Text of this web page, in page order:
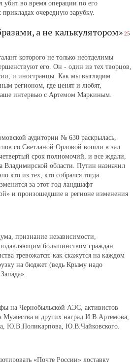
во время операции по его
очередную зарубку.
а не калькулятором» 25
которого не только неотделимы
его. Он ‑ один из тех творцов,
и иностранцы. Как мы выглядим
регионом, где ценят и любят,
интервью с Артемом Маркиным.
аудитории № 630 раскрылась,
со Светланой Орловой вошли в зал.
срок полномочий, и все ждали,
Владимирской области. Путин назначил
кто из тех, кто собрался тогда
за этот год ландшафт
и произошедшие в регионе изменения
признание независимости,
большинством граждан
тревожатся: как скажутся на каждом
на бюджет (ведь Крыму надо
на Чернобыльской АЭС, активистов
Мужества и других наград И.В.Артемова,
Ю.В.Поликарпова, Ю.В.Чайковского.
«Почте России» доставку